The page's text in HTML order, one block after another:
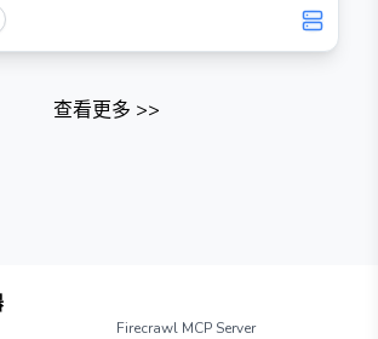
查看更多 >>
Firecrawl MCP Server